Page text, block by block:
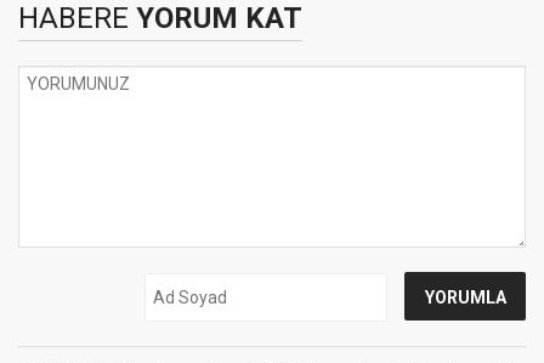
HABERE YORUM KAT